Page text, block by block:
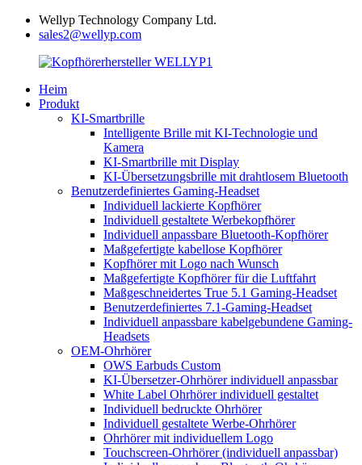
Wellyp Technology Company Ltd.
sales2@wellyp.com
Heim
Produkt
KI-Smartbrille
Intelligente Brille mit KI-Technologie und
Kamera
KI-Smartbrille mit Display
KI-Übersetzungsbrille mit drahtlosem Bluetooth
Benutzerdefiniertes Gaming-Headset
Individuell lackierte Kopfhörer
Individuell gestaltete Werbekopfhörer
Individuell anpassbare Bluetooth-Kopfhörer
Maßgefertigte kabellose Kopfhörer
Kopfhörer mit Logo nach Wunsch
Maßgefertigte Kopfhörer für die Luftfahrt
Maßgeschneidertes True 5.1 Gaming-Headset
Benutzerdefiniertes 7.1-Gaming-Headset
Individuell anpassbare kabelgebundene Gaming-
Headsets
OEM-Ohrhörer
OWS Earbuds Custom
KI-Übersetzer-Ohrhörer individuell anpassbar
White Label Ohrhörer individuell gestaltet
Individuell bedruckte Ohrhörer
Individuell gestaltete Werbe-Ohrhörer
Ohrhörer mit individuellem Logo
Touchscreen-Ohrhörer (individuell anpassbar)